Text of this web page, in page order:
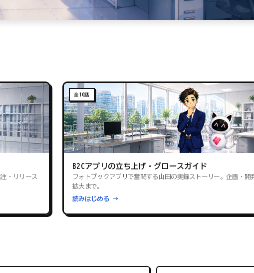
・リリース
全10話
B2Cアプリの立ち上げ・グロースガイド
フォトブックアプリで奮闘する山田の実録ストーリー。企画・開
拡大まで。
読みはじめる →